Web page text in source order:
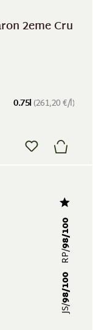
2eme Cru
0.75l (261,20 €/l)
JS/
98/100
RP/
98/100